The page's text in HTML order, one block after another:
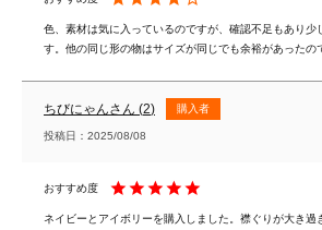
色、素材は気に入っているのですが、確認不足もあり少
す。他の同じ形の物はサイズが同じでも余裕があったの
ちびにゃん 2 購入者
投稿日 2025/08/08
ネイビーとアイボリーを購入しました。襟ぐりが大き過